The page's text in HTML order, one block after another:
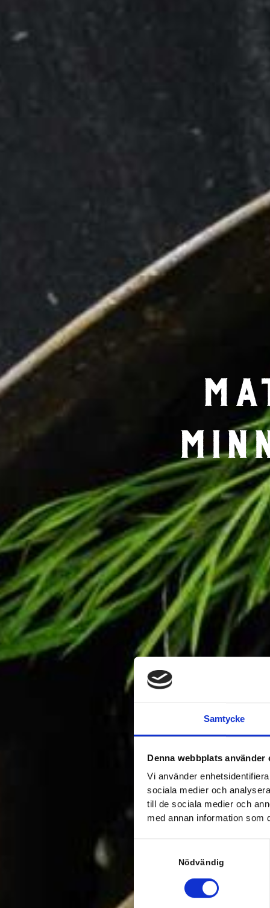
Samtycke
Denna webbplats använder
Vi använder
sociala medier och
till de sociala medier och
med annan information som
t
Nödvändig